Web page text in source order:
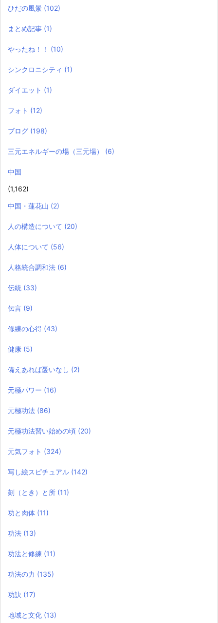
ひだの風景 (102)
まとめ記事 (1)
やったね！！ (10)
シンクロニシティ (1)
ダイエット (1)
フォト (12)
ブログ (198)
三元エネルギーの場（三元場） (6)
中国
(1,162)
中国・蓮花山 (2)
人の構造について (20)
人体について (56)
人格統合調和法 (6)
伝統 (33)
伝言 (9)
修練の心得 (43)
健康 (5)
備えあれば憂いなし (2)
元極パワー (16)
元極功法 (86)
元極功法習い始めの頃 (20)
元気フォト (324)
写し絵スピチュアル (142)
刻（とき）と所 (11)
功と肉体 (11)
功法 (13)
功法と修練 (11)
功法の力 (135)
功訣 (17)
地域と文化 (13)